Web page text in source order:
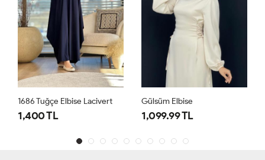
1686 Tuğçe Elbise Lacivert
1,400 TL
Gülsüm Elbise
1,099.99 TL